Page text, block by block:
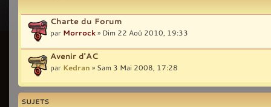
Charte du Forum
par Morrock» Dim 22 Aoû 2010, 19:33
Avenir d'AC
par Kedran » Sam 3 Mai 2008, 17:28
SUJETS